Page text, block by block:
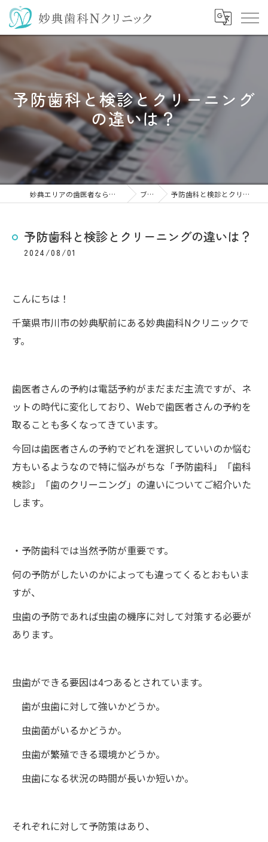
予防歯科と検診とクリーニング
の違いは？
妙典エリアの歯医者なら妙典歯科Nクリニック ブログ 予防歯科と検診とクリーニングの違いは？
予防歯科と検診とクリーニングの違いは？
2024/08/01
こんにちは！
千葉県市川市の妙典駅前にある妙典歯科Nクリニックで
す。
歯医者さんの予約は電話予約がまだまだ主流ですが、ネ
ットの時代に変化しており、Webで歯医者さんの予約を
取ることも多くなってきています。
今回は歯医者さんの予約でどれを選択していいのか悩む
方もいるようなので特に悩みがちな「予防歯科」「歯科
検診」「歯のクリーニング」の違いについてご紹介いた
します。
・予防歯科では当然予防が重要です。
何の予防がしたいのかによっても違ってくるとおもいま
すが、
虫歯の予防であれば虫歯の機序に対して対策する必要が
あります。
虫歯ができる要因は4つあるとされています。
歯が虫歯に対して強いかどうか。
虫歯菌がいるかどうか。
虫歯が繁殖できる環境かどうか。
虫歯になる状況の時間が長いか短いか。
それぞれに対して予防策はあり、